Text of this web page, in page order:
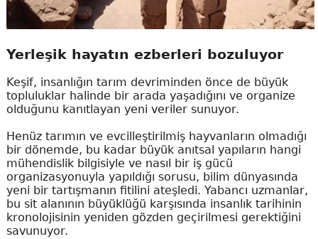
Yerleşik hayatın ezberleri bozuluyor
Keşif, insanlığın tarım devriminden önce de büyük
topluluklar halinde bir arada yaşadığını ve organize
olduğunu kanıtlayan yeni veriler sunuyor.
Henüz tarımın ve evcilleştirilmiş hayvanların olmadığı
bir dönemde, bu kadar büyük anıtsal yapıların hangi
mühendislik bilgisiyle ve nasıl bir iş gücü
organizasyonuyla yapıldığı sorusu, bilim dünyasında
yeni bir tartışmanın fitilini ateşledi. Yabancı uzmanlar,
bu sit alanının büyüklüğü karşısında insanlık tarihinin
kronolojisinin yeniden gözden geçirilmesi gerektiğini
savunuyor.